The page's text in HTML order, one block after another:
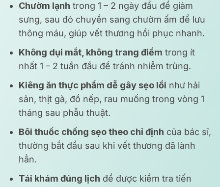
Chườm lạnh trong 1 – 2 ngày đầu để giảm
sưng, sau đó chuyển sang chườm ấm để lưu
thông máu, giúp vết thương hồi phục nhanh.
Không dụi mắt, không trang điểm trong ít
nhất 1 – 2 tuần đầu để tránh nhiễm trùng.
Kiêng ăn thực phẩm dễ gây sẹo lồi như hải
sản, thịt gà, đồ nếp, rau muống trong vòng 1
tháng sau phẫu thuật.
Bôi thuốc chống sẹo theo chỉ định của bác sĩ,
thường bắt đầu sau khi vết thương đã lành
hẳn.
Tái khám đúng lịch để được kiểm tra tiến